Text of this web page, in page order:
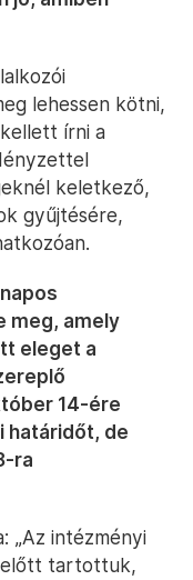
lehessen kötni,
írni a
keletkező,
gyűjtésére,
meg, amely
eleget a
14-ére
határidőt, de
ra
„Az intézményi
előtt tartottuk,